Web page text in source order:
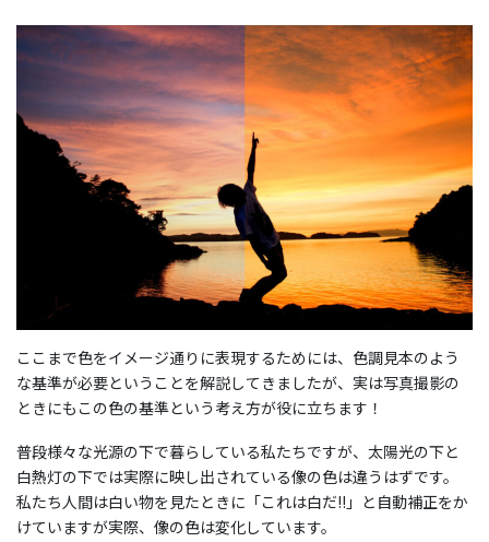
ここまで色をイメージ通りに表現するためには、色調見本のよう
な基準が必要ということを解説してきましたが、実は写真撮影の
ときにもこの色の基準という考え方が役に立ちます！
普段様々な光源の下で暮らしている私たちですが、太陽光の下と
白熱灯の下では実際に映し出されている像の色は違うはずです。
私たち人間は白い物を見たときに「これは白だ!!」と自動補正をか
けていますが実際、像の色は変化しています。